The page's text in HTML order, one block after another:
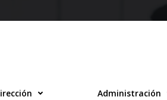
Administración